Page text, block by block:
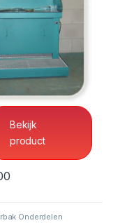
Onderdelen ,
Onderdelenreiniger
Groot
Bekijk
product
Onderdelen